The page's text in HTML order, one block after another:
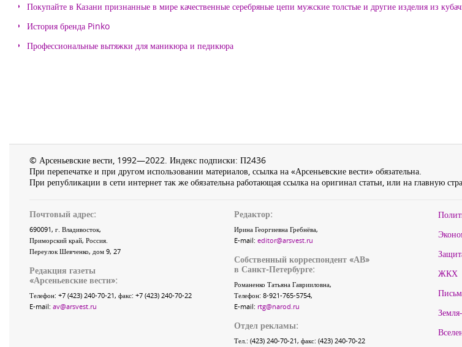
Покупайте в Казани признанные в мире качественные серебряные цепи мужские толстые и другие изделия из
История бренда Pinko
Профессиональные вытяжки для маникюра и педикюра
© Арсеньевские вести, 1992—2022. Индекс подписки: П2436
При перепечатке и при другом использовании материалов, ссылка на «Арсеньевские вести» обязательна.
При републикации в сети интернет так же обязательна работающая ссылка на оригинал статьи, или на главную
Почтовый адрес:
690091, г. Владивосток,
Приморский край, Россия.
Переулок Шевченко, дом 9, 27
Редакция газеты
«Арсеньевские вести»:
Телефон: +7 (423) 240-70-21, факс: +7 (423) 240-70-22
E-mail: av@arsvest.ru
Редактор:
Ирина Георгиевна Гребнёва,
E-mail: editor@arsvest.ru
Собственный корреспондент «АВ»
в Санкт-Петербурге:
Романенко Татьяна Гаврииловна,
Телефон: 8-921-765-5754,
E-mail: rtg@narod.ru
Отдел рекламы:
Тел.: (423) 240-70-21, факс: (423) 240-70-22
ЖКХ